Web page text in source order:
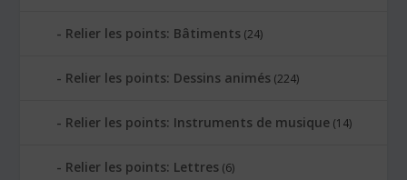
Relier les points: Bâtiments (24)
Relier les points: Dessins animés (224)
Relier les points: Instruments de musique (14)
Relier les points: Lettres (6)